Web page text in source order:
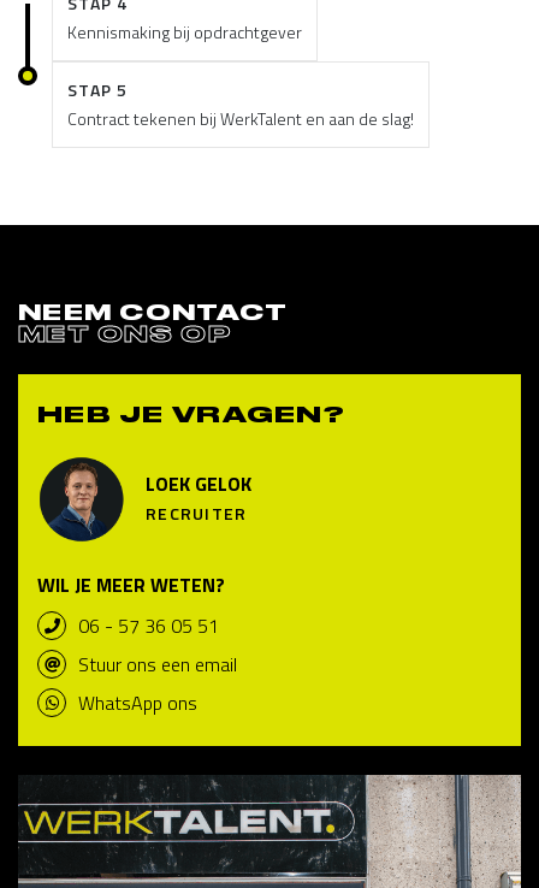
Kennismaking bij opdrachtgever
STAP 5
Contract tekenen bij WerkTalent en aan de slag!
NEEM CONTACT
MET ONS OP
HEB JE VRAGEN?
LOEK GELOK
RECRUITER
WIL JE MEER WETEN?
06 - 57 36 05 51
Stuur ons een email
WhatsApp ons